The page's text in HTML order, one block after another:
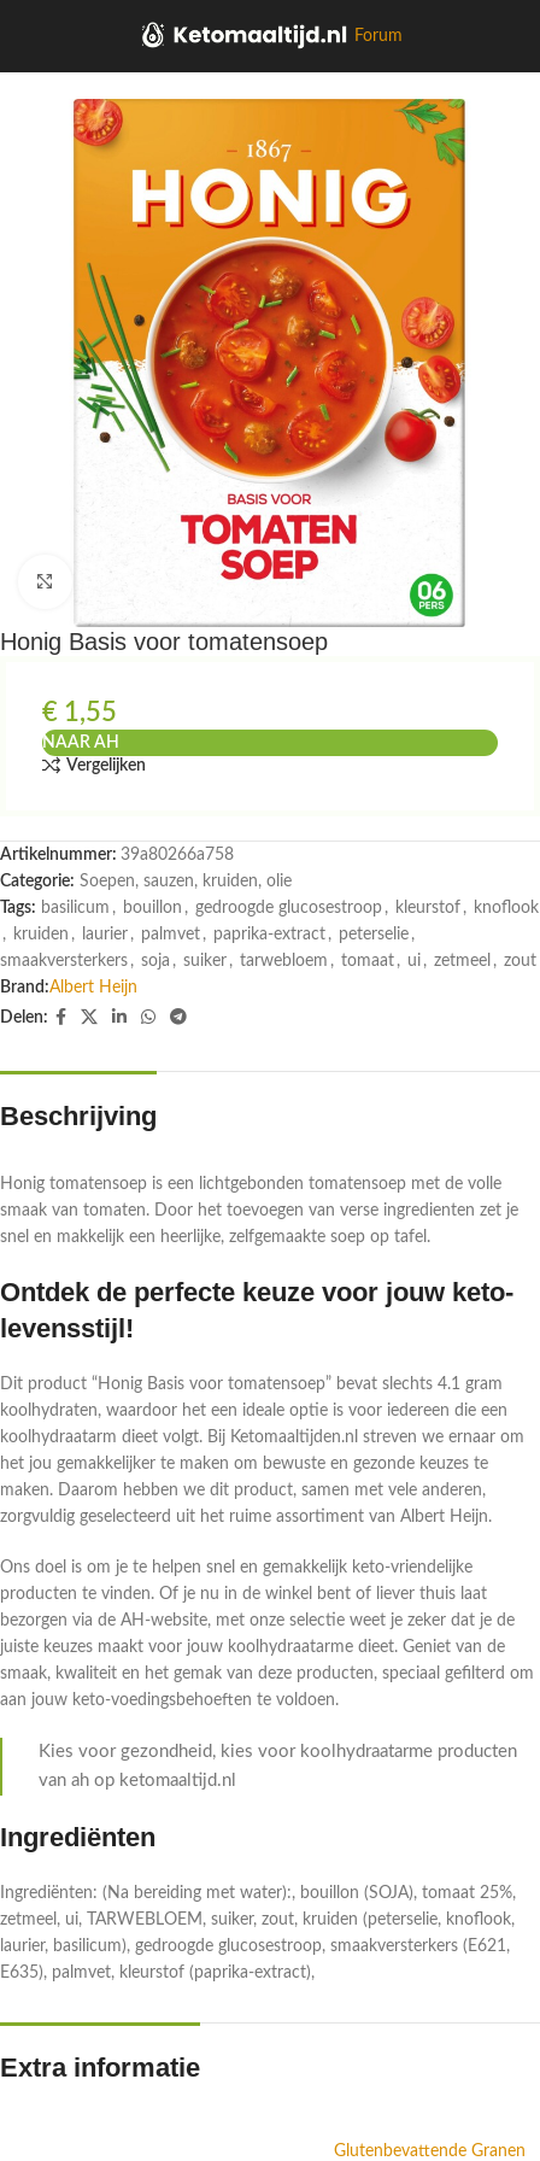
Forum
Honig Basis voor tomatensoep
€ 1,55
NAAR AH
Vergelijken
Artikelnummer: 39a80266a758
Categorie: Soepen, sauzen, kruiden, olie
Tags: basilicum , bouillon , gedroogde glucosestroop , kleurstof , knoflook
, kruiden , laurier , palmvet , paprika-extract , peterselie ,
smaakversterkers , soja , suiker , tarwebloem , tomaat , ui , zetmeel , zout
Brand:Albert Heijn
Delen:
Beschrijving
Honig tomatensoep is een lichtgebonden tomatensoep met de volle
smaak van tomaten. Door het toevoegen van verse ingredienten zet je
snel en makkelijk een heerlijke, zelfgemaakte soep op tafel.
Ontdek de perfecte keuze voor jouw keto-
levensstijl!
Dit product “Honig Basis voor tomatensoep” bevat slechts 4.1 gram
koolhydraten, waardoor het een ideale optie is voor iedereen die een
koolhydraatarm dieet volgt. Bij Ketomaaltijden.nl streven we ernaar om
het jou gemakkelijker te maken om bewuste en gezonde keuzes te
maken. Daarom hebben we dit product, samen met vele anderen,
zorgvuldig geselecteerd uit het ruime assortiment van Albert Heijn.
Ons doel is om je te helpen snel en gemakkelijk keto-vriendelijke
producten te vinden. Of je nu in de winkel bent of liever thuis laat
bezorgen via de AH-website, met onze selectie weet je zeker dat je de
juiste keuzes maakt voor jouw koolhydraatarme dieet. Geniet van de
smaak, kwaliteit en het gemak van deze producten, speciaal gefilterd om
aan jouw keto-voedingsbehoeften te voldoen.
Kies voor gezondheid, kies voor koolhydraatarme producten
van ah op ketomaaltijd.nl
Ingrediënten
Ingrediënten: (Na bereiding met water):, bouillon (SOJA), tomaat 25%,
zetmeel, ui, TARWEBLOEM, suiker, zout, kruiden (peterselie, knoflook,
laurier, basilicum), gedroogde glucosestroop, smaakversterkers (E621,
E635), palmvet, kleurstof (paprika-extract),
Extra informatie
Glutenbevattende Granen